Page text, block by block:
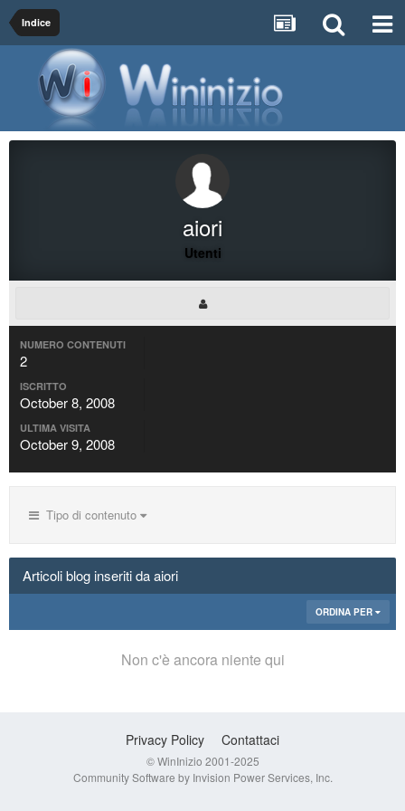
Indice
aiori
Utenti
NUMERO CONTENUTI
2
ISCRITTO
October 8, 2008
ULTIMA VISITA
October 9, 2008
Tipo di contenuto
Articoli blog inseriti da aiori
ORDINA PER
Non c'è ancora niente qui
Privacy Policy Contattaci
© WinInizio 2001-2025
Community Software by Invision Power Services, Inc.